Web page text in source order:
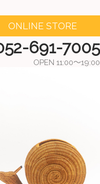
ONLINE STORE
691-7005
OPEN 11:00～19:00